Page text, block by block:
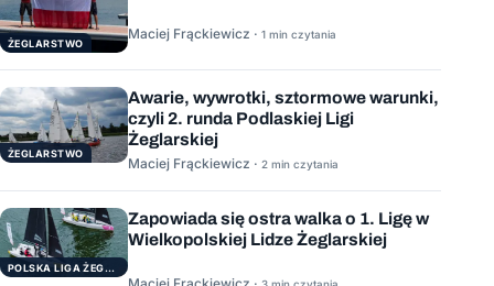
ŻEGLARSTWO
Maciej Frąckiewicz · 1 min czytania
ŻEGLARSTWO
Awarie, wywrotki, sztormowe warunki,
czyli 2. runda Podlaskiej Ligi
Żeglarskiej
Maciej Frąckiewicz · 2 min czytania
POLSKA LIGA ŻEGLARSKA
Zapowiada się ostra walka o 1. Ligę w
Wielkopolskiej Lidze Żeglarskiej